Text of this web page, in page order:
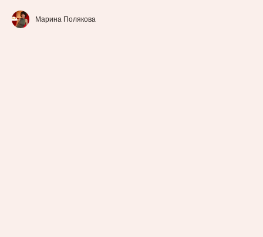
Марина Полякова